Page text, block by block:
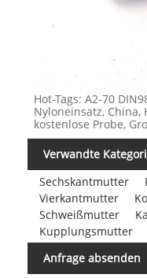
Hot-Tags: A2-70
Nyloneinsatz, China,
kostenlose Probe,
Verwandte
Sechskantmutter
Vierkantmutter
Schweißmutter
Kupplungsmutter
Anfrage absenden